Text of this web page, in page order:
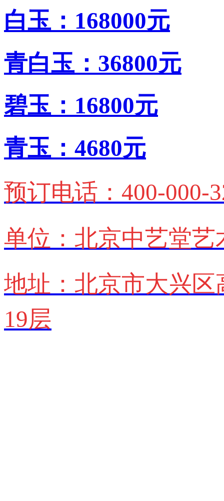
白玉：168000元
青白玉：36800元
碧玉：16800元
青玉：4680元
预订电话：400-000-
单位：北京中艺堂艺
地址：北京市大兴
19层